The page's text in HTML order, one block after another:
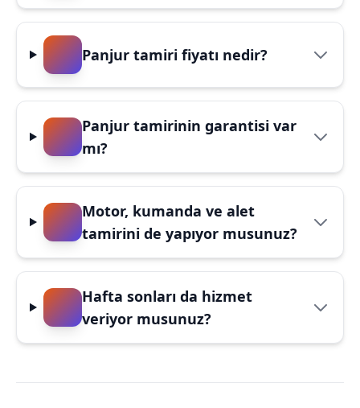
Panjur tamiri fiyatı nedir?
Panjur tamirinin garantisi var
mı?
Motor, kumanda ve alet
tamirini de yapıyor musunuz?
Hafta sonları da hizmet
veriyor musunuz?